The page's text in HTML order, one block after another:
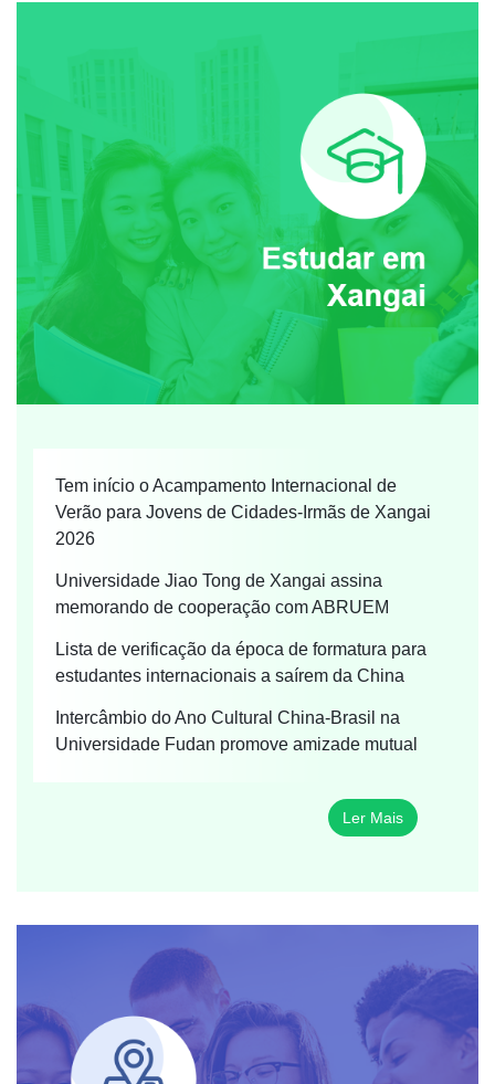
Tem início o Acampamento Internacional de
Verão para Jovens de Cidades-Irmãs de Xangai
2026
Universidade Jiao Tong de Xangai assina
memorando de cooperação com ABRUEM
Lista de verificação da época de formatura para
estudantes internacionais a saírem da China
Intercâmbio do Ano Cultural China-Brasil na
Universidade Fudan promove amizade mutual
Ler Mais